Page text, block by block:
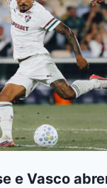
e Vasco